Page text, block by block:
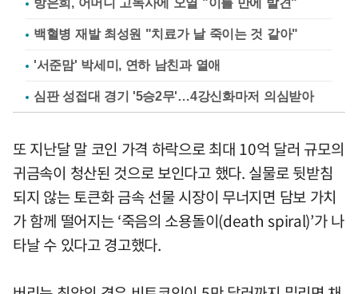
방은희, 어머니 고독사에 오열 "이틀 만에 발견"
백혈병 재발 최성원 "치료가 날 죽이는 것 같아"
'서준맘' 박세미, 연하 남친과 열애
심판 성접대 경기 '5승2무'…4강신화마저 의심받아
또 지난달 말 코인 가격 하락으로 최대 10억 달러 규모의
귀금속이 청산된 것으로 보인다고 했다. 실물로 뒷받침
되지 않는 토큰화 금속 선물 시장이 무너지면 담보 가치
가 함께 떨어지는 ‘죽음의 소용돌이(death spiral)’가 나
타날 수 있다고 경고했다.